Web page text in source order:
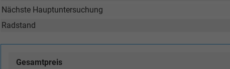
Nächste Hauptuntersuchung
Radstand
Gesamtpreis